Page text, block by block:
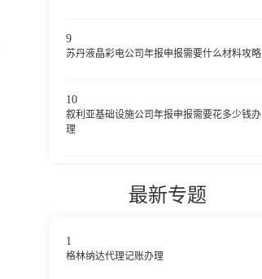
9
苏丹液晶彩电公司年报申报需要什么材料攻略
10
叙利亚基础设施公司年报申报需要花多少钱办
理
最新专题
1
格林纳达代理记账办理